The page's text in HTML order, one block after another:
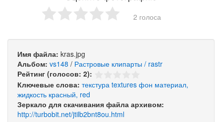
2 голоса
Имя файла: kras.jpg
Альбом: vs148 / Растровые клипарты / rastr
Рейтинг (голосов: 2):
Ключевые слова: текстура textures фон материал,
жидкость красный, red
Зеркало для скачивания файла архивом:
http://turbobit.net/jtilb2bnt8ou.html